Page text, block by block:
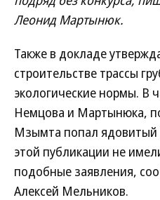
Леонид Мартынюк.
Также в докладе
строительстве трассы
экологические нормы. В
Немцова и Мартынюка,
Мзымта попал ядовитый
этой публикации не
подобные заявления,
Алексей Мельников.